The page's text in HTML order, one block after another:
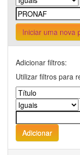
Iniciar uma nova
Adicionar filtros:
Utilizar filtros para